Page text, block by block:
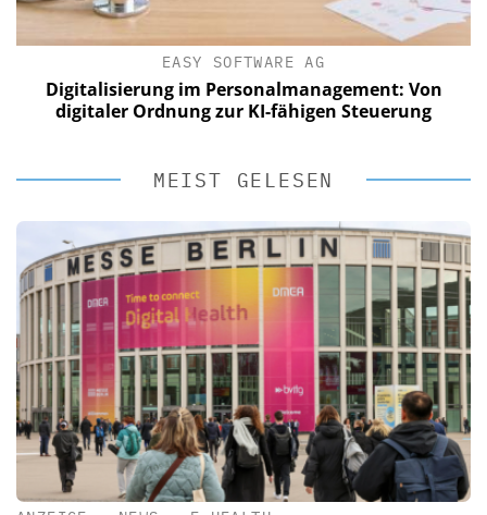
EASY SOFTWARE AG
Digitalisierung im Personalmanagement: Von
digitaler Ordnung zur KI-fähigen Steuerung
MEIST GELESEN